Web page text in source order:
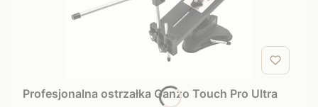
Profesjonalna ostrzałka Ganzo Touch Pro Ultra